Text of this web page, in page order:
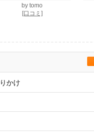
by tomo
[口コミ]
かけ